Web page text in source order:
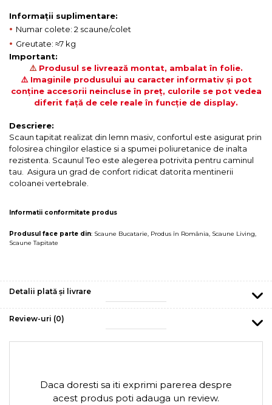
Informații suplimentare:
• Numar colete: 2 scaune/colet
• Greutate: ≈7 kg
Important:
⚠️Produsul se livrează montat, ambalat în folie.
⚠️ Imaginile produsului au caracter informativ și pot
conține accesorii neincluse în preț, culorile se pot vedea
diferit față de cele reale în funcție de display.
Descriere:
Scaun tapitat realizat din lemn masiv, confortul este asigurat prin
folosirea chingilor elastice si a spumei poliuretanice de inalta
rezistenta. Scaunul Teo este alegerea potrivita pentru caminul
tau. Asigura un grad de confort ridicat datorita mentinerii
coloanei vertebrale.
Informatii conformitate produs
Produsul face parte din: Scaune Bucatarie, Produs în România, Scaune Living,
Scaune Tapitate
Detalii plată și livrare
Review-uri (0)
Daca doresti sa iti exprimi parerea despre
acest produs poti adauga un review.